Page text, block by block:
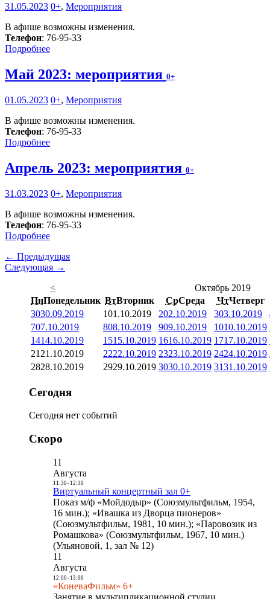
31.05.2023 0+, Мероприятия
В афише возможны изменения.
Телефон: 76-95-33
Подробнее
Май 2023: мероприятия 0+
01.05.2023 0+, Мероприятия
В афише возможны изменения.
Телефон: 76-95-33
Подробнее
Апрель 2023: мероприятия 0+
31.03.2023 0+, Мероприятия
В афише возможны изменения.
Телефон: 76-95-33
Подробнее
← Предыдущая
Следующая →
<
Октябрь 2019
ПнПонедельник ВтВторник СрСреда ЧтЧетверг
3030.09.2019 101.10.2019 202.10.2019 303.10.2019
707.10.2019 808.10.2019 909.10.2019 1010.10.2019
1414.10.2019 1515.10.2019 1616.10.2019 1717.10.2019
21 21.10.2019 2222.10.2019 2323.10.2019 2424.10.2019
2828.10.2019 2929.10.2019 3030.10.2019 3131.10.2019
Сегодня
Сегодня нет событий
Скоро
11
Августа
11:30- 12:30
Виртуальный концертный зал 0+
Показ м/ф «Мойдодыр» (Союзмультфильм, 1954,
16 мин.); «Ивашка из Дворца пионеров»
(Союзмультфильм, 1981, 10 мин.); «Паровозик из
Ромашкова» (Союзмультфильм, 1967, 10 мин.)
(Ульяновой, 1, зал № 12)
11
Августа
12:00- 13:00
«КоневаФильм» 6+
Занятие в мультипликационной студии